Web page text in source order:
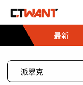
最新